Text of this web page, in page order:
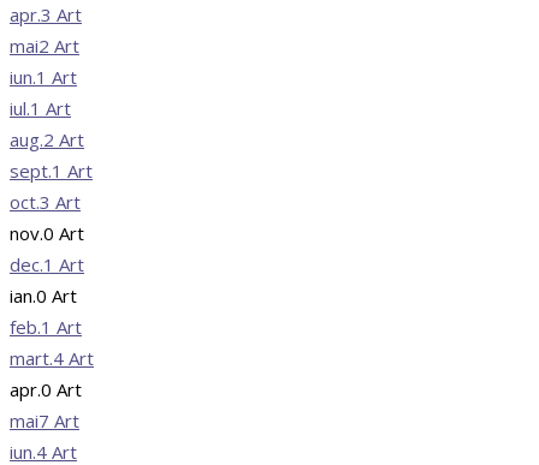
apr.3 Art
mai2 Art
iun.1 Art
iul.1 Art
aug.2 Art
sept.1 Art
oct.3 Art
nov.0 Art
dec.1 Art
ian.0 Art
feb.1 Art
mart.4 Art
apr.0 Art
mai7 Art
iun.4 Art